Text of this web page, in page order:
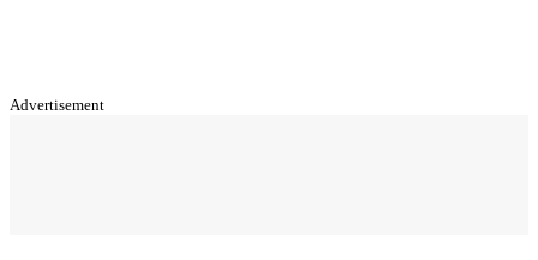
Advertisement